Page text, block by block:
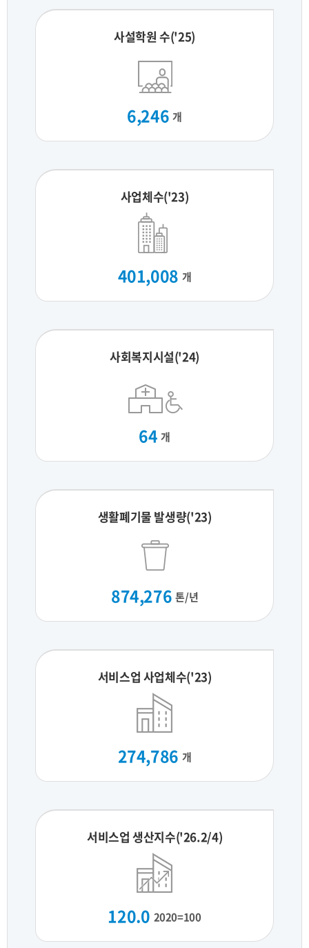
사설학원 수('25)
6,246 개
사업체수('23)
401,008 개
사회복지시설('24)
64 개
생활폐기물 발생량('23)
874,276 톤/년
서비스업 사업체수('23)
274,786 개
서비스업 생산지수('26.2/4)
120.0 2020=100